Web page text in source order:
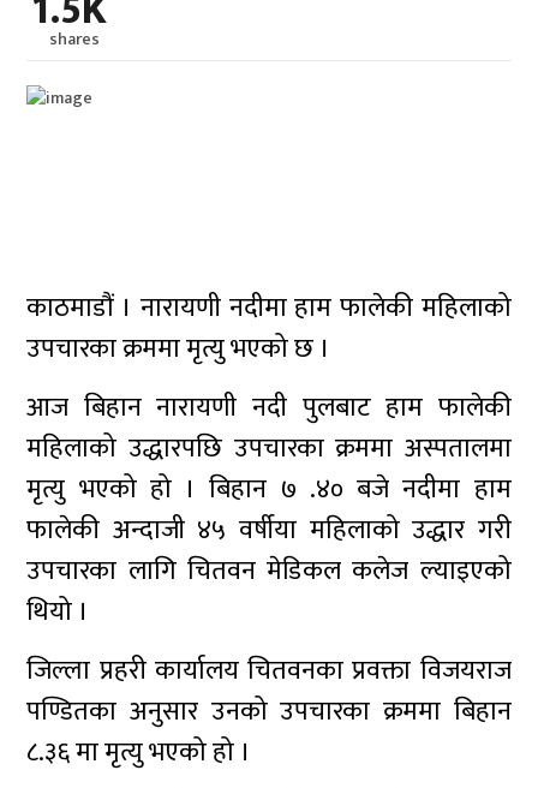
shares
काठमाडौं । नारायणी नदीमा हाम फालेकी महिलाको
उपचारका क्रममा मृत्यु भएको छ ।
आज बिहान नारायणी नदी पुलबाट हाम फालेकी
महिलाको उद्धारपछि उपचारका क्रममा अस्पतालमा
मृत्यु भएको हो । बिहान ७ .४० बजे नदीमा हाम
फालेकी अन्दाजी ४५ वर्षीया महिलाको उद्धार गरी
उपचारका लागि चितवन मेडिकल कलेज ल्याइएको
थियो ।
जिल्ला प्रहरी कार्यालय चितवनका प्रवक्ता विजयराज
पण्डितका अनुसार उनको उपचारका क्रममा बिहान
८.३६ मा मृत्यु भएको हो ।